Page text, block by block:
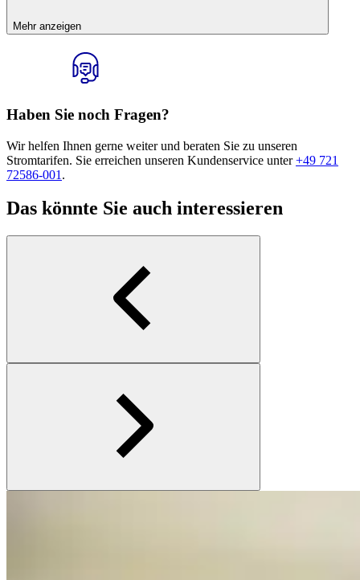
Mehr anzeigen
Haben Sie noch Fragen?
Wir helfen Ihnen gerne weiter und beraten Sie zu unseren
Stromtarifen. Sie erreichen unseren Kundenservice unter+49 721
72586-001 .
Das könnte Sie auch interessieren